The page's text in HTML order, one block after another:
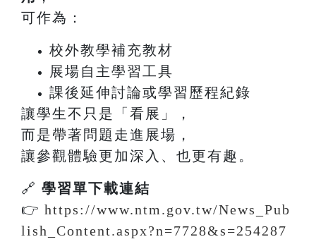
可作為：
校外教學補充教材
展場自主學習工具
課後延伸討論或學習歷程紀錄
讓學生不只是「看展」，
而是帶著問題走進展場，
讓參觀體驗更加深入、也更有趣。
🔗 學習單下載連結
👉 https://www.ntm.gov.tw/News_Pub
lish_Content.aspx?n=7728&s=254287